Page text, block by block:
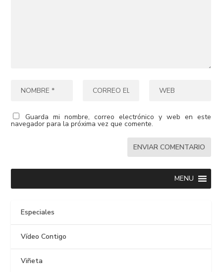
Guarda mi nombre, correo electrónico y web en este
navegador para la próxima vez que comente.
MENU
Especiales
Vídeo Contigo
Viñeta